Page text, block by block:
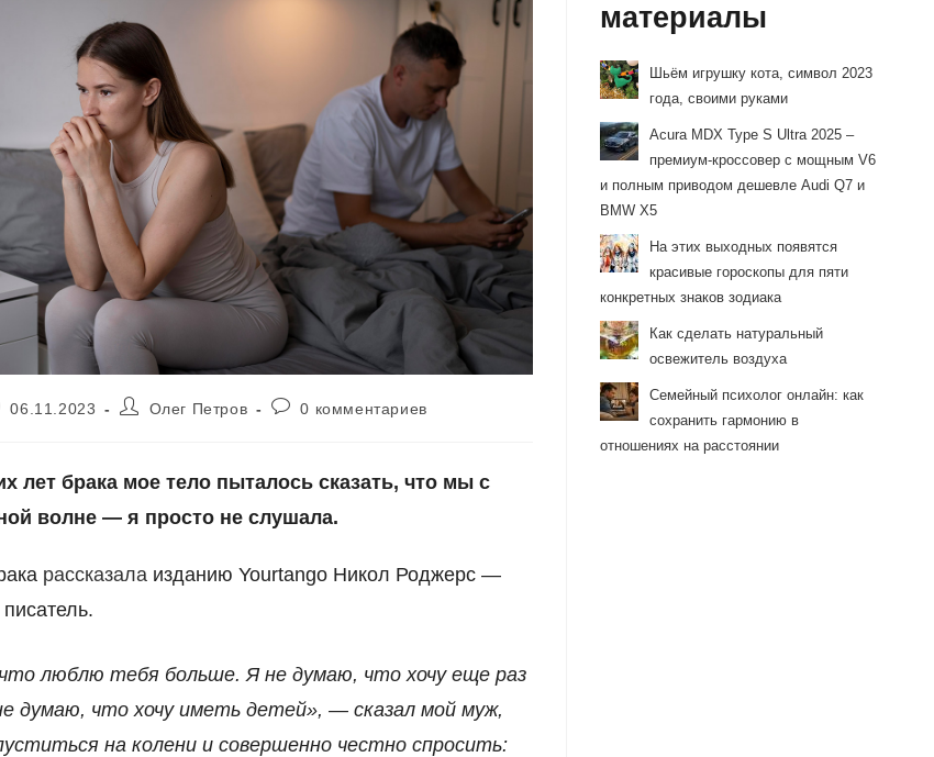
06.11.2023
АвторОлег Петров
Комментарии
0 комментариев
лет брака мое тело пыталось сказать, что мы с
волне — я просто не слушала.
рассказала изданию Yourtango Никол Роджерс —
люблю тебя больше. Я не думаю, что хочу еще раз
думаю, что хочу иметь детей», — сказал мой муж,
на колени и совершенно честно спросить:
материалы
Шьём игрушку кота, символ 2023
года, своими руками
Acura MDX Type S Ultra 2025 –
премиум-кроссовер с мощным V6
и полным приводом дешевле Audi Q7 и
BMW X5
На этих выходных появятся
красивые гороскопы для пяти
конкретных знаков зодиака
Как сделать натуральный
освежитель воздуха
Семейный психолог онлайн: как
сохранить гармонию в
отношениях на расстоянии